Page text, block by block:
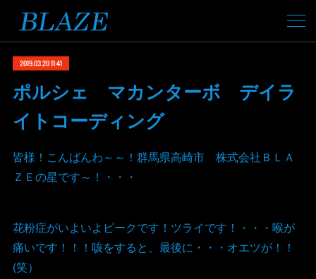
2019.03.20 11:41
ポルシェ マカンターボ デイラ
イトコーディング
皆様！こんばんわ～～！群馬県高崎市 株式会社ＢＬＡ
ＺＥの星です～！・・・
花粉症がいよいよピークです！ツライです！・・・喉が
痛いです！！！咳をすると、最後に・・・オエツが！！
(笑）